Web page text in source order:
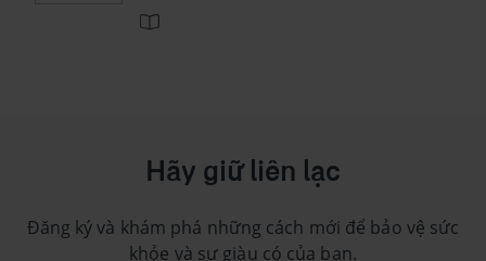
Hãy giữ liên lạc
Đăng ký và khám phá những cách mới để bảo vệ sức
khỏe và sự giàu có của bạn.